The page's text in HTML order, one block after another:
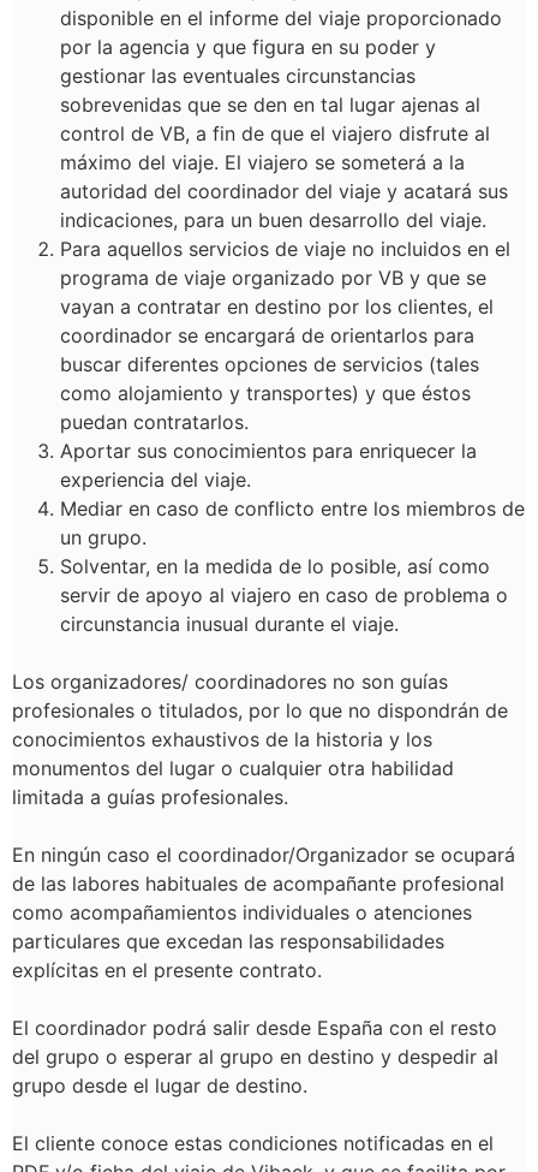
disponible en el informe del viaje proporcionado
por la agencia y que figura en su poder y
gestionar las eventuales circunstancias
sobrevenidas que se den en tal lugar ajenas al
control de VB, a fin de que el viajero disfrute al
máximo del viaje. El viajero se someterá a la
autoridad del coordinador del viaje y acatará sus
indicaciones, para un buen desarrollo del viaje.
Para aquellos servicios de viaje no incluidos en el
programa de viaje organizado por VB y que se
vayan a contratar en destino por los clientes, el
coordinador se encargará de orientarlos para
buscar diferentes opciones de servicios (tales
como alojamiento y transportes) y que éstos
puedan contratarlos.
Aportar sus conocimientos para enriquecer la
experiencia del viaje.
Mediar en caso de conflicto entre los miembros de
un grupo.
Solventar, en la medida de lo posible, así como
servir de apoyo al viajero en caso de problema o
circunstancia inusual durante el viaje.
Los organizadores/ coordinadores no son guías
profesionales o titulados, por lo que no dispondrán de
conocimientos exhaustivos de la historia y los
monumentos del lugar o cualquier otra habilidad
limitada a guías profesionales.
En ningún caso el coordinador/Organizador se ocupará
de las labores habituales de acompañante profesional
como acompañamientos individuales o atenciones
particulares que excedan las responsabilidades
explícitas en el presente contrato.
El coordinador podrá salir desde España con el resto
del grupo o esperar al grupo en destino y despedir al
grupo desde el lugar de destino.
El cliente conoce estas condiciones notificadas en el